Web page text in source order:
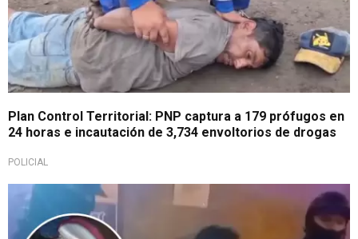
Plan Control Territorial: PNP captura a 179 prófugos en
24 horas e incautación de 3,734 envoltorios de drogas
POLICIAL
La utilizaba